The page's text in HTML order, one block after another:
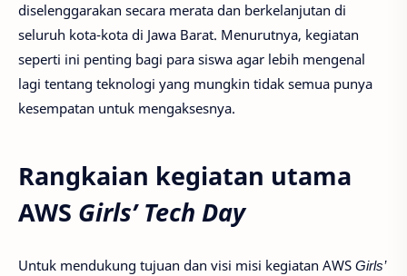
diselenggarakan secara merata dan berkelanjutan di
seluruh kota-kota di Jawa Barat. Menurutnya, kegiatan
seperti ini penting bagi para siswa agar lebih mengenal
lagi tentang teknologi yang mungkin tidak semua punya
kesempatan untuk mengaksesnya.
Rangkaian kegiatan utama
AWS Girls’ Tech Day
Untuk mendukung tujuan dan visi misi kegiatan AWS Girls’